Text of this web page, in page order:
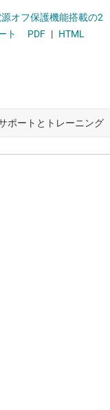
オフ保護機能搭載の2
ト
PDF | HTML